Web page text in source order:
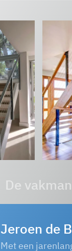
De vakman
Jeroen de
Met een